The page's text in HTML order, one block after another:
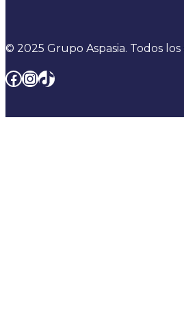
© 2025 Grupo Aspasia. Todos